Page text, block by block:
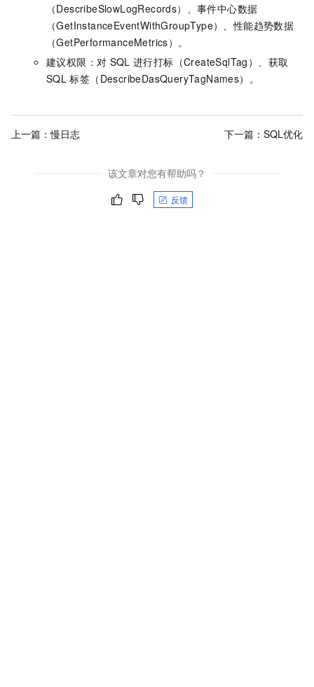
（DescribeSlowLogRecords）、事件中心数据
（GetInstanceEventWithGroupType）、性能趋势数据
（GetPerformanceMetrics）。
建议权限：对 SQL 进行打标（CreateSqlTag）、获取
SQL 标签（DescribeDasQueryTagNames）。
上一篇：慢日志 下一篇： SQL优化
该文章对您有帮助吗？
反馈